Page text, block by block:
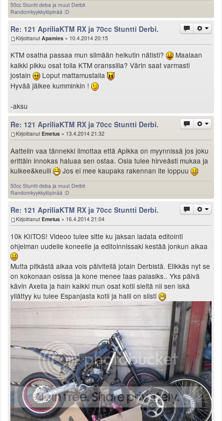
Lisää uusi tapahtuma
UUTISET
SÄÄ
Valitse paikkakunta
Helsingin sää
Tampereen sää
Turun sää
Oulun sää
Rovaniemen sää
MUUT
VIP-jäsenyys
Suunnittele oma paita
Mainostus
Kevytversio
50cc Stuntti deba ja muut Derbit
Randomkyykkylöpinää :D
Re: 121 ApriliaKTM RX ja 70cc Stuntti Derbi.
Kirjoittanut Apamies » 10.4.2014 20:15
KTM osatha passaa mun silmään helkutin nätisti?
Maalaan
kaikki pikku osat tolla KTM oranssilla? Värin saat varmasti
jostain
Loput mattamustalla
Hyvää jälkee kumminkin !
-aksu
Re: 121 ApriliaKTM RX ja 70cc Stuntti Derbi.
Kirjoittanut Emetus » 13.4.2014 21:32
Aattelin vaa tännekki ilmottaa että Apikka on myynnissä jos joku
erittäin innokas haluaa sen ostaa. Osia tulee hirveästi mukaa ja
kulkee&keulii
Jos ei mee kaupaks rakennan ite loppuu
50cc Stuntti deba ja muut Derbit
Randomkyykkylöpinää :D
Re: 121 ApriliaKTM RX ja 70cc Stuntti Derbi.
Kirjoittanut Emetus » 16.4.2014 21:04
10k KIITOS! Videoo tulee sitte ku jaksan ladata editointi
ohjelman uudelle koneelle ja editoinnissaki kestää jonkun aikaa
Mutta pitkästä aikaa vois päivitellä jotain Derbistä. Elikkäs nyt se
on kokonaan osissa ja kone menee taas palasiks.. Yks päivä
kävin Axella ja hain kaikki mun osat kotii sieltä nii sen iskä
yllättyy ku tulee Espanjasta kotii ja halli on siisti